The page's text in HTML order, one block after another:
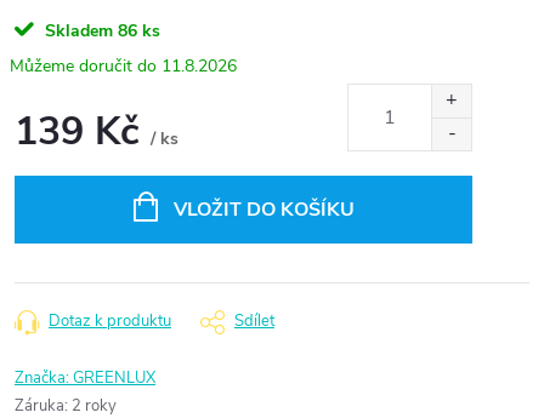
Skladem 86 ks
11.8.2026
139 Kč / ks
VLOŽIT DO KOŠÍKU
Dotaz k produktu Sdílet
Značka:GREENLUX
Záruka: 2 roky